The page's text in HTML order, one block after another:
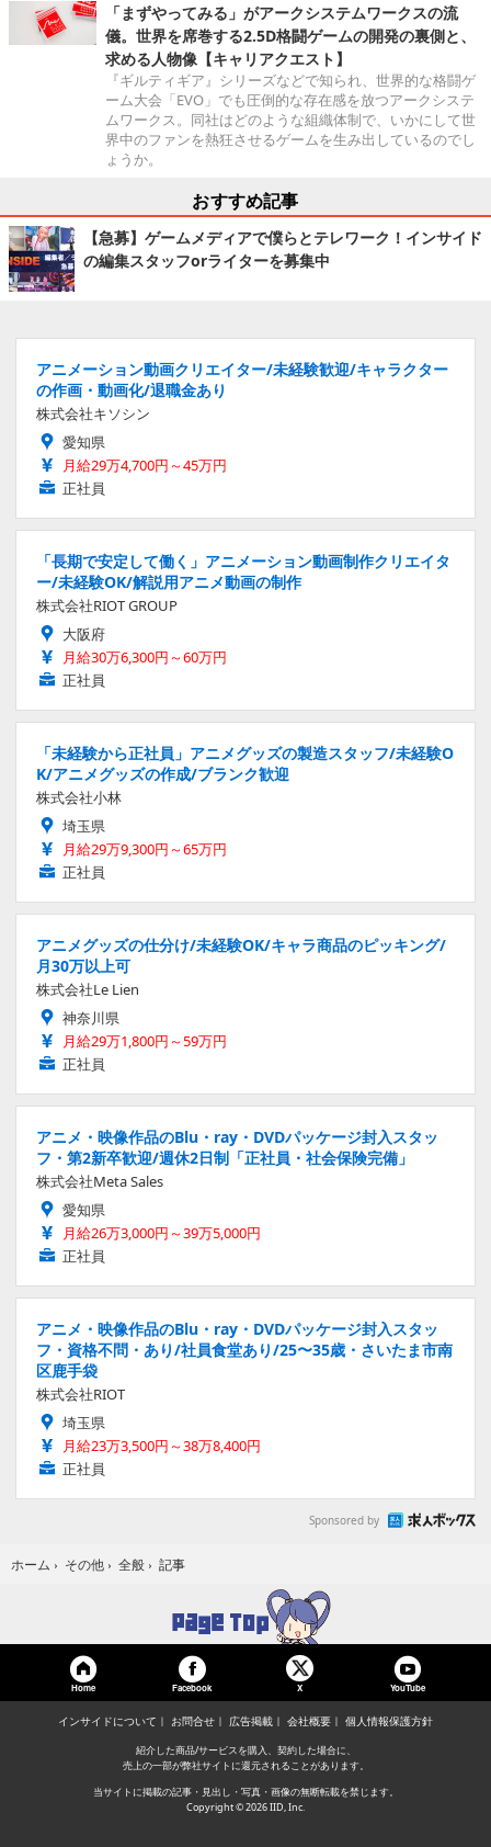
「まずやってみる」がアークシステムワークスの流
儀。世界を席巻する2.5D格闘ゲームの開発の裏側と、
求める人物像【キャリアクエスト】
『ギルティギア』シリーズなどで知られ、世界的な格闘ゲ
ーム大会「EVO」でも圧倒的な存在感を放つアークシステ
ムワークス。同社はどのような組織体制で、いかにして世
界中のファンを熱狂させるゲームを生み出しているのでし
ょうか。
おすすめ記事
【急募】ゲームメディアで僕らとテレワーク！インサイド
の編集スタッフorライターを募集中
アニメーション動画クリエイター/未経験歓迎/キャラクター
の作画・動画化/退職金あり
株式会社キソシン
愛知県
月給29万4,700円～45万円
正社員
「長期で安定して働く」アニメーション動画制作クリエイタ
ー/未経験OK/解説用アニメ動画の制作
株式会社RIOT GROUP
大阪府
月給30万6,300円～60万円
正社員
「未経験から正社員」アニメグッズの製造スタッフ/未経験O
K/アニメグッズの作成/ブランク歓迎
株式会社小林
埼玉県
月給29万9,300円～65万円
正社員
アニメグッズの仕分け/未経験OK/キャラ商品のピッキング/
月30万以上可
株式会社Le Lien
神奈川県
月給29万1,800円～59万円
正社員
アニメ・映像作品のBlu・ray・DVDパッケージ封入スタッ
フ・第2新卒歓迎/週休2日制「正社員・社会保険完備」
株式会社Meta Sales
愛知県
月給26万3,000円～39万5,000円
正社員
アニメ・映像作品のBlu・ray・DVDパッケージ封入スタッ
フ・資格不問・あり/社員食堂あり/25〜35歳・さいたま市南
区鹿手袋
株式会社RIOT
埼玉県
月給23万3,500円～38万8,400円
正社員
Sponsored by
ホーム › その他 › 全般 › 記事
Home Facebook X YouTube
インサイドについて お問合せ 広告掲載 会社概要 個人情報保護方針
紹介した商品/サービスを購入、契約した場合に、
売上の一部が弊社サイトに還元されることがあります。
当サイトに掲載の記事・見出し・写真・画像の無断転載を禁じます。
Copyright © 2026 IID, Inc.